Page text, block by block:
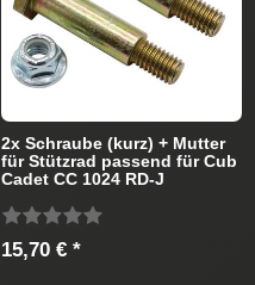
2x Schraube (kurz) + Mutter
für Stützrad passend für Cub
Cadet CC 1024 RD-J
Rasentraktor
15,70 € *